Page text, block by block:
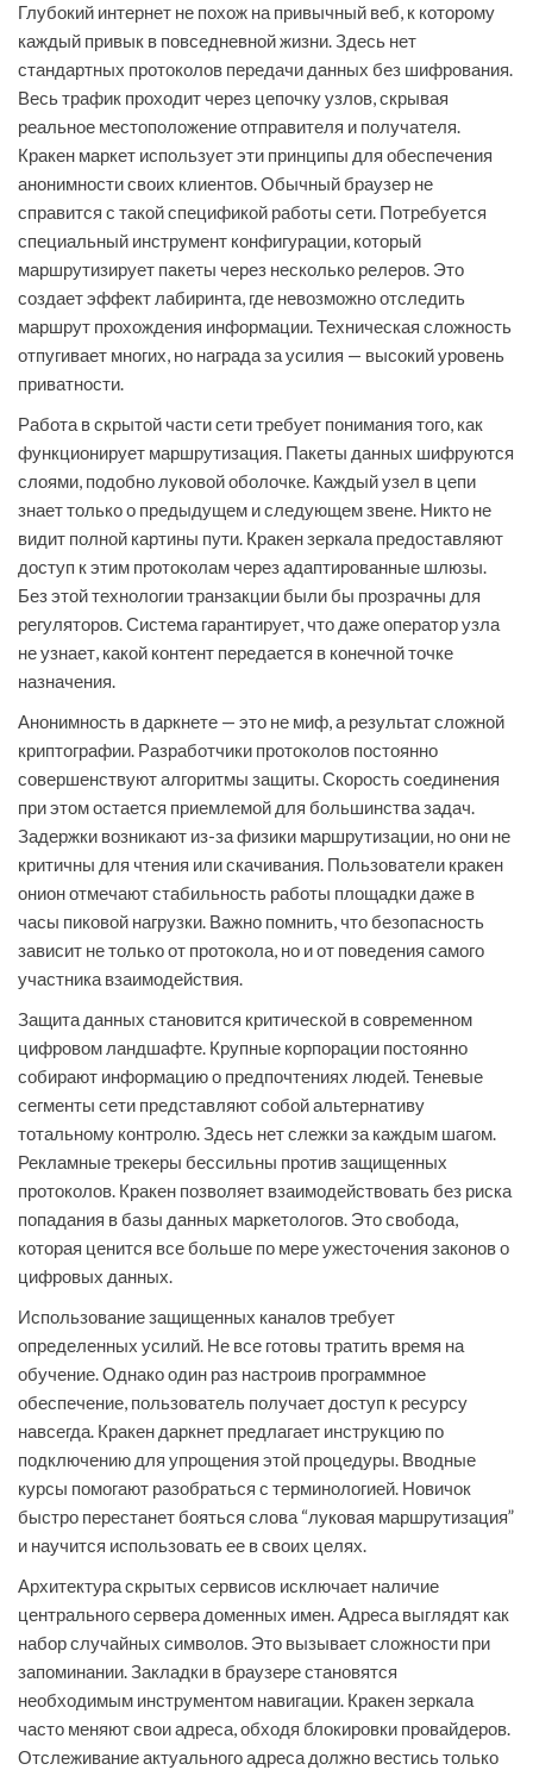
Глубокий интернет не похож на привычный веб, к которому
каждый привык в повседневной жизни. Здесь нет
стандартных протоколов передачи данных без шифрования.
Весь трафик проходит через цепочку узлов, скрывая
реальное местоположение отправителя и получателя.
Кракен маркет использует эти принципы для обеспечения
анонимности своих клиентов. Обычный браузер не
справится с такой спецификой работы сети. Потребуется
специальный инструмент конфигурации, который
маршрутизирует пакеты через несколько релеров. Это
создает эффект лабиринта, где невозможно отследить
маршрут прохождения информации. Техническая сложность
отпугивает многих, но награда за усилия — высокий уровень
приватности.
Работа в скрытой части сети требует понимания того, как
функционирует маршрутизация. Пакеты данных шифруются
слоями, подобно луковой оболочке. Каждый узел в цепи
знает только о предыдущем и следующем звене. Никто не
видит полной картины пути. Кракен зеркала предоставляют
доступ к этим протоколам через адаптированные шлюзы.
Без этой технологии транзакции были бы прозрачны для
регуляторов. Система гарантирует, что даже оператор узла
не узнает, какой контент передается в конечной точке
назначения.
Анонимность в даркнете — это не миф, а результат сложной
криптографии. Разработчики протоколов постоянно
совершенствуют алгоритмы защиты. Скорость соединения
при этом остается приемлемой для большинства задач.
Задержки возникают из-за физики маршрутизации, но они не
критичны для чтения или скачивания. Пользователи кракен
онион отмечают стабильность работы площадки даже в
часы пиковой нагрузки. Важно помнить, что безопасность
зависит не только от протокола, но и от поведения самого
участника взаимодействия.
Защита данных становится критической в современном
цифровом ландшафте. Крупные корпорации постоянно
собирают информацию о предпочтениях людей. Теневые
сегменты сети представляют собой альтернативу
тотальному контролю. Здесь нет слежки за каждым шагом.
Рекламные трекеры бессильны против защищенных
протоколов. Кракен позволяет взаимодействовать без риска
попадания в базы данных маркетологов. Это свобода,
которая ценится все больше по мере ужесточения законов о
цифровых данных.
Использование защищенных каналов требует
определенных усилий. Не все готовы тратить время на
обучение. Однако один раз настроив программное
обеспечение, пользователь получает доступ к ресурсу
навсегда. Кракен даркнет предлагает инструкцию по
подключению для упрощения этой процедуры. Вводные
курсы помогают разобраться с терминологией. Новичок
быстро перестанет бояться слова “луковая маршрутизация”
и научится использовать ее в своих целях.
Архитектура скрытых сервисов исключает наличие
центрального сервера доменных имен. Адреса выглядят как
набор случайных символов. Это вызывает сложности при
запоминании. Закладки в браузере становятся
необходимым инструментом навигации. Кракен зеркала
часто меняют свои адреса, обходя блокировки провайдеров.
Отслеживание актуального адреса должно вестись только